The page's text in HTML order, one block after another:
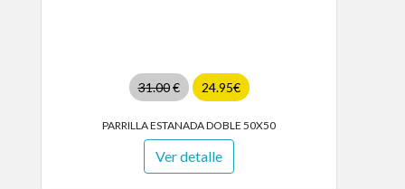
31.00€ 24.95€
PARRILLA ESTANADA DOBLE 50X50
Ver detalle